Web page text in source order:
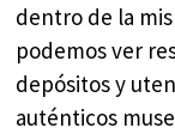
dentro de la
podemos ver
depósitos y
auténticos